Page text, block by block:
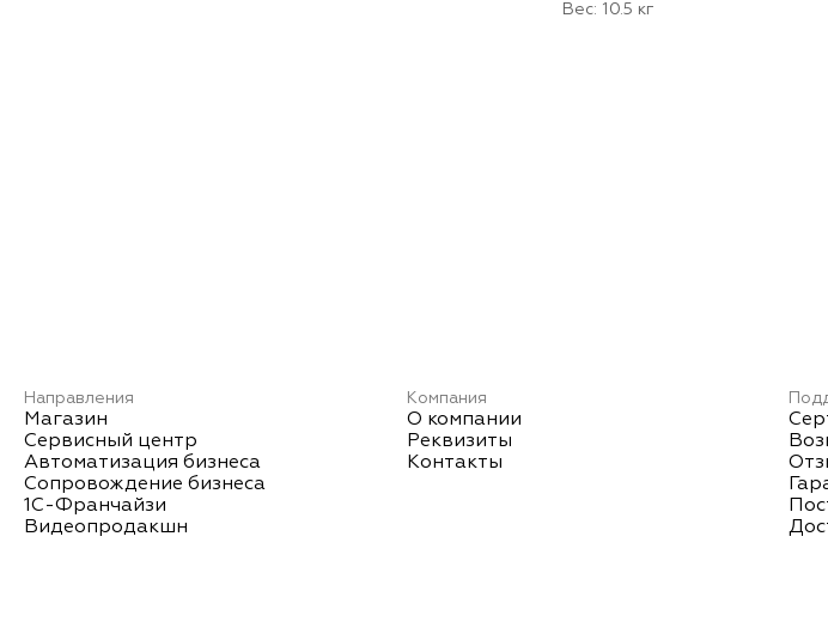
Вес: 10.5 кг
Направления
Магазин
Сервисный центр
Автоматизация бизнеса
Сопровождение бизнеса
1С-Франчайзи
Видеопродакшн
Компания
О компании
Реквизиты
Контакты